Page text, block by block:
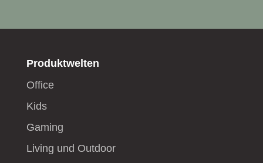
Produktwelten
Office
Kids
Gaming
Living und Outdoor